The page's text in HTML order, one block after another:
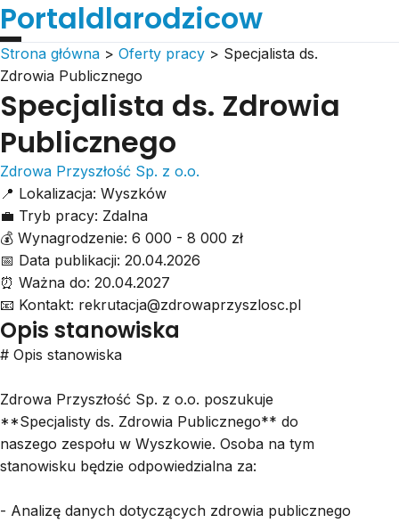
Portaldlarodzicow
Strona główna > Oferty pracy > Specjalista ds.
Zdrowia Publicznego
Specjalista ds. Zdrowia
Publicznego
Zdrowa Przyszłość Sp. z o.o.
📍 Lokalizacja: Wyszków
💼 Tryb pracy: Zdalna
💰 Wynagrodzenie: 6 000 - 8 000 zł
📅 Data publikacji: 20.04.2026
⏰ Ważna do: 20.04.2027
📧 Kontakt: rekrutacja@zdrowaprzyszlosc.pl
Opis stanowiska
# Opis stanowiska
Zdrowa Przyszłość Sp. z o.o. poszukuje
**Specjalisty ds. Zdrowia Publicznego** do
naszego zespołu w Wyszkowie. Osoba na tym
stanowisku będzie odpowiedzialna za:
- Analizę danych dotyczących zdrowia publicznego